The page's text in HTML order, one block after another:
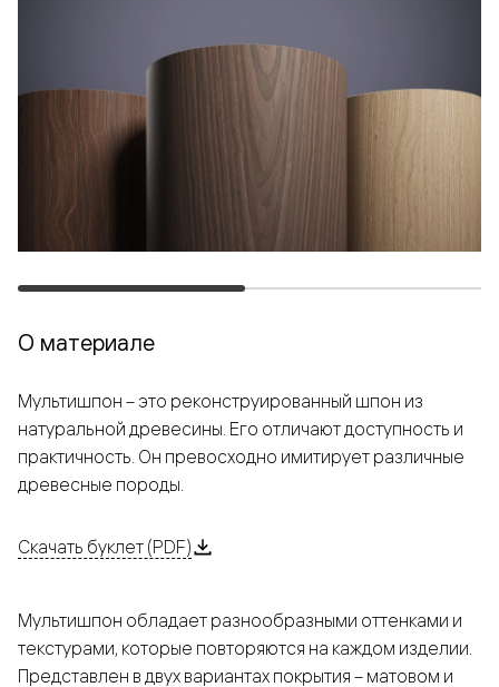
О материале
Мультишпон – это реконструированный шпон из
натуральной древесины. Его отличают доступность и
практичность. Он превосходно имитирует различные
древесные породы.
Скачать буклет (PDF)
Мультишпон обладает разнообразными оттенками и
текстурами, которые повторяются на каждом изделии.
Представлен в двух вариантах покрытия – матовом и